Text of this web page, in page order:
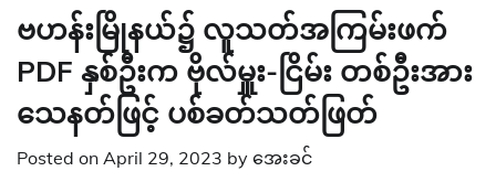
ဗဟန်းမြိုနယ်၌ လူသတ်အကြမ်းဖက်
PDF နှစ်ဦးက ဗိုလ်မှူး-ငြိမ်း တစ်ဦးအား
သေနတ်ဖြင့် ပစ်ခတ်သတ်ဖြတ်
Posted on April 29, 2023 by အေးခင်